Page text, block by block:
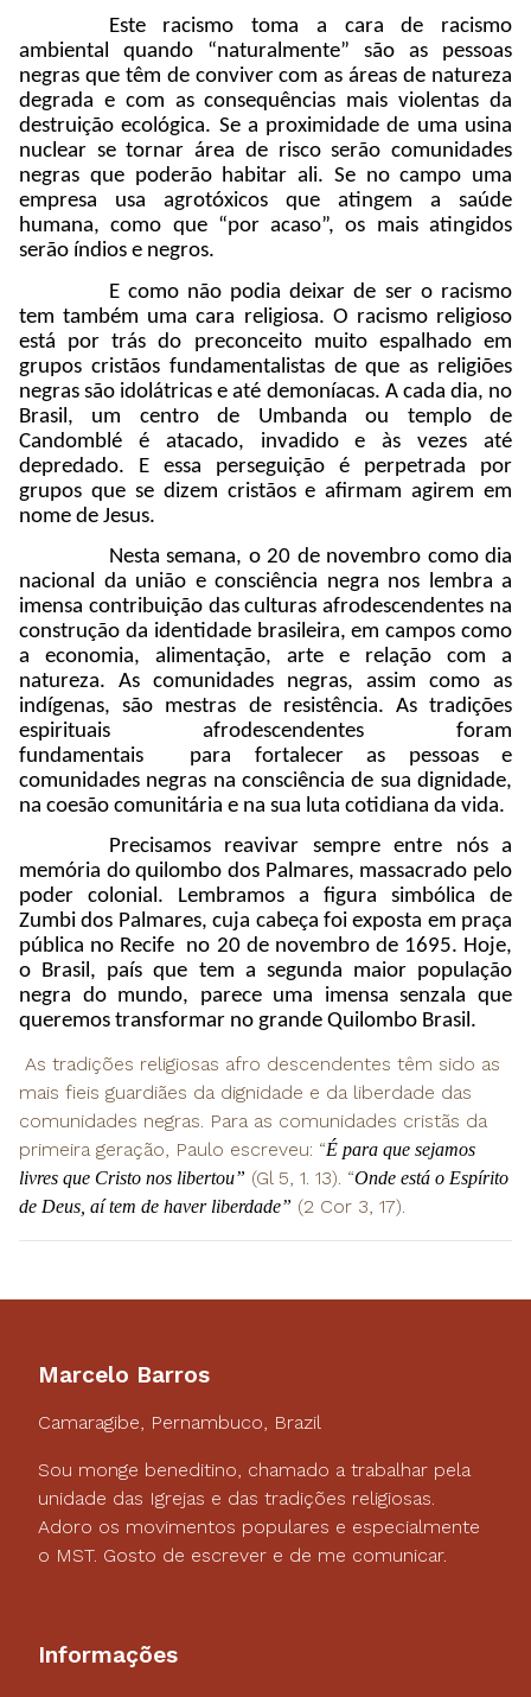
Este racismo toma a cara de racismo
ambiental quando “naturalmente” são as pessoas
negras que têm de conviver com as áreas de natureza
degrada e com as consequências mais violentas da
destruição ecológica. Se a proximidade de uma usina
nuclear se tornar área de risco serão comunidades
negras que poderão habitar ali. Se no campo uma
empresa usa agrotóxicos que atingem a saúde
humana, como que “por acaso”, os mais atingidos
serão índios e negros.
E como não podia deixar de ser o racismo
tem também uma cara religiosa. O racismo religioso
está por trás do preconceito muito espalhado em
grupos cristãos fundamentalistas de que as religiões
negras são idolátricas e até demoníacas. A cada dia, no
Brasil, um centro de Umbanda ou templo de
Candomblé é atacado, invadido e às vezes até
depredado. E essa perseguição é perpetrada por
grupos que se dizem cristãos e afirmam agirem em
nome de Jesus.
Nesta semana, o 20 de novembro como dia
nacional da união e consciência negra nos lembra a
imensa contribuição das culturas afrodescendentes na
construção da identidade brasileira, em campos como
a economia, alimentação, arte e relação com a
natureza. As comunidades negras, assim como as
indígenas, são mestras de resistência. As tradições
espirituais afrodescendentes foram
fundamentais para fortalecer as pessoas e
comunidades negras na consciência de sua dignidade,
na coesão comunitária e na sua luta cotidiana da vida.
Precisamos reavivar sempre entre nós a
memória do quilombo dos Palmares, massacrado pelo
poder colonial. Lembramos a figura simbólica de
Zumbi dos Palmares, cuja cabeça foi exposta em praça
pública no Recife no 20 de novembro de 1695. Hoje,
o Brasil, país que tem a segunda maior população
negra do mundo, parece uma imensa senzala que
queremos transformar no grande Quilombo Brasil.
As tradições religiosas afro descendentes têm sido as
mais fieis guardiães da dignidade e da liberdade das
comunidades negras. Para as comunidades cristãs da
primeira geração, Paulo escreveu: “É para que sejamos
livres que Cristo nos libertou” (Gl 5, 1. 13). “Onde está o Espírito
de Deus, aí tem de haver liberdade” (2 Cor 3, 17).
Marcelo Barros
Camaragibe, Pernambuco, Brazil
Sou monge beneditino, chamado a trabalhar pela
unidade das Igrejas e das tradições religiosas.
Adoro os movimentos populares e especialmente
o MST. Gosto de escrever e de me comunicar.
Informações